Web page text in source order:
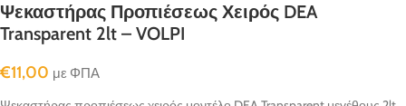
Ψεκαστήρας Προπιέσεως Χειρός DEA
Transparent 2lt – VOLPI
€11,00 με ΦΠΑ